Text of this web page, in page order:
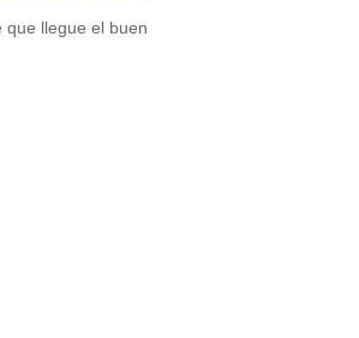
que llegue el buen